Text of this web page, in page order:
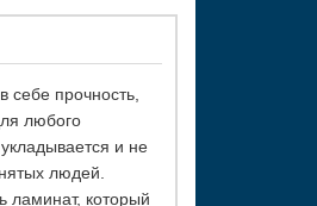
себе прочность,
любого
и не
людей.
ламинат, который